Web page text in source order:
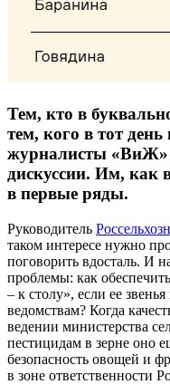
Тем, кто в
тем, кого в тот
журналисты «ВиЖ»
дискуссии. Им, как
в первые ряды.
Руководитель
таком интересе нужно
поговорить вдосталь. И
проблемы: как
– к столу», если ее
ведомствам? Когда
ведении министерства
пестицидам в зерне оно
безопасность овощей и
в зоне ответственности